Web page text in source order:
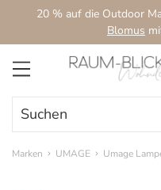
Zum Hauptinhalt springen
20 % auf die Outdoor
Blomus
Marken UMAGE Umage